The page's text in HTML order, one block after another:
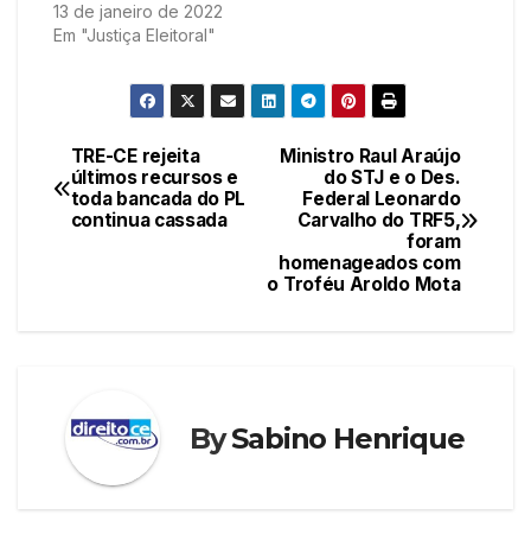
13 de janeiro de 2022
Em "Justiça Eleitoral"
Navegação
de
Ministro Raul Araújo
do STJ e o Des.
Federal Leonardo
Carvalho do TRF5,
foram
homenageados com
o Troféu Aroldo Mota
TRE-CE rejeita
últimos recursos e
toda bancada do PL
continua cassada
BySabino Henrique